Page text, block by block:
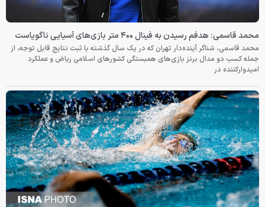
محمد قاسمی: هدفم رسیدن به فینال ۴۰۰ متر بازی‌های آسیایی ناگویاست
محمد قاسمی، شناگر آینده‌دار تهران که در یک سال گذشته با ثبت نتایج قابل توجه، از
جمله کسب دو مدال برنز بازی‌های همبستگی کشورهای اسلامی ریاض و عملکرد
امیدوارکننده در